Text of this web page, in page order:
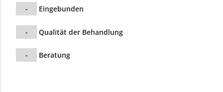
- Eingebunden
- Qualität der Behandlung
- Beratung